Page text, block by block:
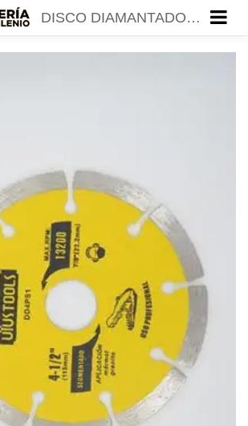
DISCO DIAMANTADO SEGMENTADO PROFESIONAL 4-1/2 UYUSTOOLS DD4PS1